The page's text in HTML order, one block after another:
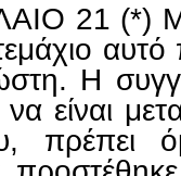
21 (*)
Η
να είναι
πρέπει